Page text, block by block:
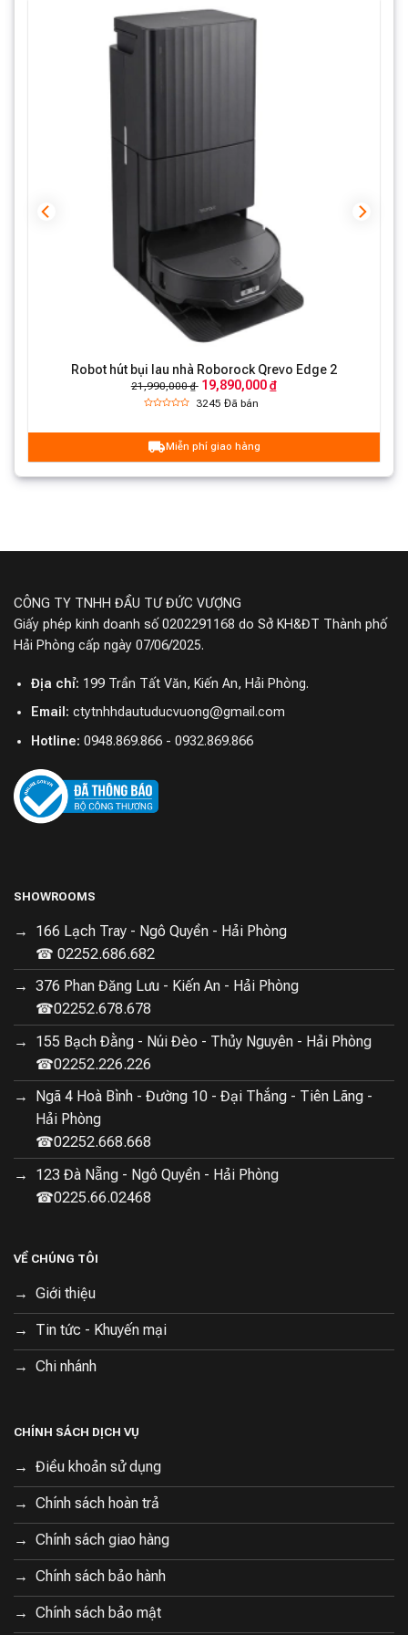
Các tính năng chính của Robot hút bụi lau
nhà Roborock Q5 Pro và Q5 Pro Plus
Điểm mạnh nổi bật của Robot hút bụi lau nhà Roborock
Q5 Pro là việc trang bị cảm biến LIDAR. Điều này cho
chính xác, điều hướng lộ trình dọn dẹp một cách hiệu
quả hơn. Dựa vào thông tin từ cảm biến LIDAR, robot
có thể tránh các vật cản và di chuyển trên sàn nhà một
cách thông minh.
Lực Hút Mạnh Mẽ
Với khả năng hút với lực 5.500 Pa, Robot hút bụi lau nhà
Roborock Q5 Pro thể hiện sự mạnh mẽ trong việc loại
bỏ bụi bẩn và lông thú cưng. Điều này đặc biệt hữu ích
cho những gia đình có thú cưng hoặc những người có
Lực hút mạnh mẽ 5500Pa
Khả Năng Lau Nhà
Không chỉ là một robot hút bụi thông thường,
bụi lau nhà Roborock Q5 Pro
nhà một cách hoàn hảo. Bạn không cần phải lo lắng về
Robot hút bụi lau nhà Roborock Qrevo Edge 2
21,990,000 ₫ 19,890,000 ₫
3245 Đã bán
Miễn phí giao hàng
CÔNG TY TNHH ĐẦU TƯ ĐỨC VƯỢNG
Giấy phép kinh doanh số 0202291168 do Sở KH&ĐT Thành phố
Hải Phòng cấp ngày 07/06/2025.
Địa chỉ: 199 Trần Tất Văn, Kiến An, Hải Phòng.
Email: ctytnhhdautuducvuong@gmail.com
Hotline: 0948.869.866 - 0932.869.866
SHOWROOMS
166 Lạch Tray - Ngô Quyền - Hải Phòng
☎ 02252.686.682
376 Phan Đăng Lưu - Kiến An - Hải Phòng
☎02252.678.678
155 Bạch Đằng - Núi Đèo - Thủy Nguyên - Hải Phòng
☎02252.226.226
Ngã 4 Hoà Bình - Đường 10 - Đại Thắng - Tiên Lãng -
Hải Phòng
☎02252.668.668
123 Đà Nẵng - Ngô Quyền - Hải Phòng
☎0225.66.02468
VỀ CHÚNG TÔI
Giới thiệu
Tin tức - Khuyến mại
Chi nhánh
CHÍNH SÁCH DỊCH VỤ
Điều khoản sử dụng
Chính sách hoàn trả
Chính sách giao hàng
Chính sách bảo hành
Chính sách bảo mật